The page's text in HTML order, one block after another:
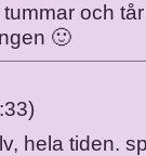
och
🙂
hela tiden.